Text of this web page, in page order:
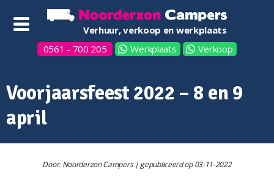
Verhuur, verkoop en werkplaats
0561 - 700 205
Werkplaats Verkoop
Voorjaarsfeest 2022 – 8 en 9
april
Door: Noorderzon Campers | gepubliceerd op 03-11-2022